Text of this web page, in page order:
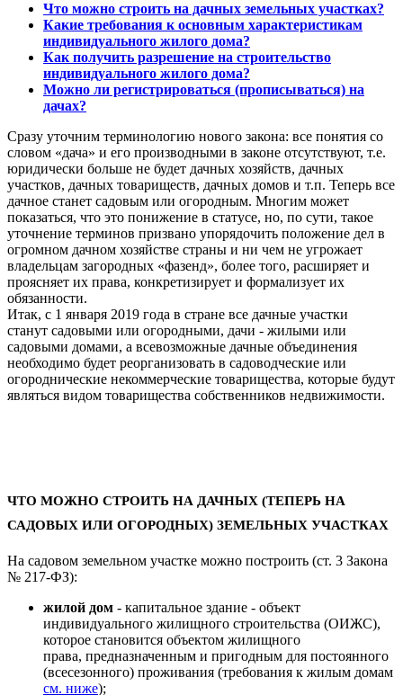
Что можно строить на дачных земельных участках?
Какие требования к основным характеристикам
индивидуального жилого дома?
Как получить разрешение на строительство
индивидуального жилого дома?
Можно ли регистрироваться (прописываться) на
дачах?
Сразу уточним терминологию нового закона: все понятия со
словом «дача» и его производными в законе отсутствуют, т.е.
юридически больше не будет дачных хозяйств, дачных
участков, дачных товариществ, дачных домов и т.п. Теперь все
дачное станет садовым или огородным. Многим может
показаться, что это понижение в статусе, но, по сути, такое
уточнение терминов призвано упорядочить положение дел в
огромном дачном хозяйстве страны и ни чем не угрожает
владельцам загородных «фазенд», более того, расширяет и
проясняет их права, конкретизирует и формализует их
обязанности.
Итак, с 1 января 2019 года в стране все дачные участки
станут садовыми или огородными, дачи - жилыми или
садовыми домами, а всевозможные дачные объединения
необходимо будет реорганизовать в садоводческие или
огороднические некоммерческие товарищества, которые будут
являться видом товарищества собственников недвижимости.
ЧТО МОЖНО СТРОИТЬ НА ДАЧНЫХ (ТЕПЕРЬ НА
САДОВЫХ ИЛИ ОГОРОДНЫХ) ЗЕМЕЛЬНЫХ УЧАСТКАХ
На садовом земельном участке можно построить (ст. 3 Закона
№ 217-ФЗ):
жилой дом - капитальное здание - объект
индивидуального жилищного строительства (ОИЖС),
которое становится объектом жилищного
права, предназначенным и пригодным для постоянного
(всесезонного) проживания (требования к жилым домам
см. ниже);